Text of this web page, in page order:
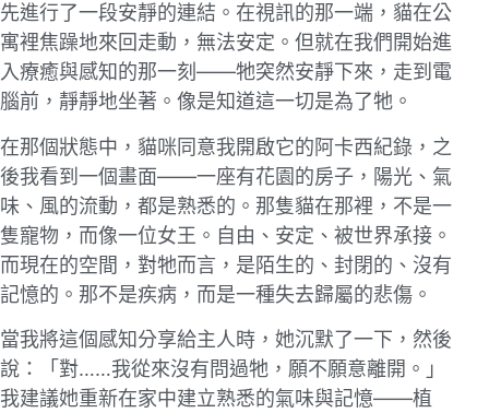
先進⾏了⼀段安靜的連結。在視訊的那⼀端，貓在公
寓裡焦躁地來回⾛動，無法安定。但就在我們開始進
入療癒與感知的那⼀刻——牠突然安靜下來，⾛到電
腦前，靜靜地坐著。像是知道這⼀切是為了牠。
在那個狀態中，貓咪同意我開啟它的阿卡西紀錄，之
後我看到⼀個畫⾯——⼀座有花園的房⼦，陽光、氣
味、風的流動，都是熟悉的。那隻貓在那裡，不是⼀
隻寵物，⽽像⼀位女王。⾃由、安定、被世界承接。
⽽現在的空間，對牠⽽⾔，是陌⽣的、封閉的、沒有
記憶的。那不是疾病，⽽是⼀種失去歸屬的悲傷。
當我將這個感知分享給主⼈時，她沉默了⼀下，然後
說：「對……我從來沒有問過牠，願不願意離開。」
我建議她重新在家中建⽴熟悉的氣味與記憶——植